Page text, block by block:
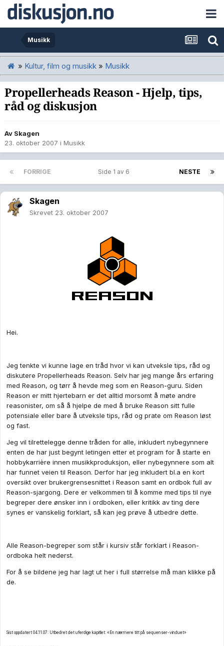
Musikk
» Kultur, film og musikk » Musikk
Propellerheads Reason - Hjelp, tips,
råd og diskusjon
Av Skagen
23. oktober 2007 i Musikk
FORRIGE NESTE
Side 1 av 6
Skagen
Skrevet 23. oktober 2007
Hei.
Jeg tenkte vi kunne lage en tråd hvor vi kan utveksle tips, råd og
diskutere Propellerheads Reason. Selv har jeg mange års erfaring
med Reason, og tørr å hevde meg som en Reason-guru. Siden
Reason er mitt hjertebarn er det alltid morsomt å møte andre
reasonister, om så å hjelpe de med å bruke Reason sitt fulle
potensiale eller bare å utveksle tips, råd og prate om Reason løst
og fast.
Jeg vil tilrettelegge denne tråden for alle, inkludert nybegynnere
enten de har just begynt letingen etter et program for å starte en
hobbykarrière innen musikkproduksjon, eller nybegynnere som alt
har funnet veien til Reason. Derfor har jeg inkludert bl.a en kort
oversikt over brukergrensesnittet i Reason samt en ordbok full av
Reason-sjargong. Dere er velkommen til å komme med tips til nye
begreper dere ønsker inn i ordboken, eller kritikk av ting dere
synes er vanskelig forklart, så kan jeg prøve å utbedre dette.
Alle Reason-begreper som står i kursiv står forklart i Reason-
ordboka helt nederst.
For å se bildene jeg har lagt ut her i full størrelse må man klikke på
de.
Sist oppdatert 04.11.07: Utbedret det uferdige kapitlet: «En nærmere titt på sequenser-vinduet»